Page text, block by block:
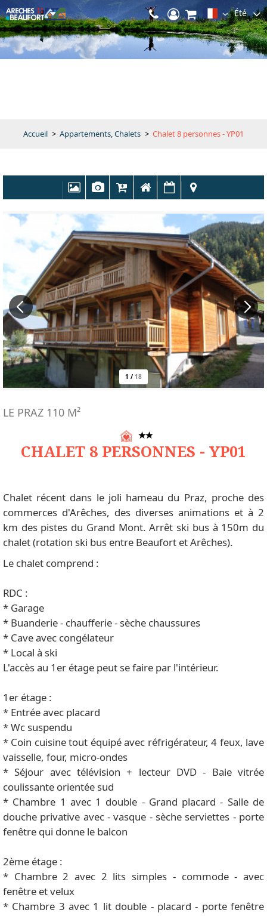
Été
Accueil > Appartements, Chalets > Chalet 8 personnes - YP01
1 / 18
CHALET 8 PERSONNES - YP01
LE PRAZ 110 M²
Chalet récent dans le joli hameau du Praz, proche des
commerces d'Arêches, des diverses animations et à 2
km des pistes du Grand Mont. Arrêt ski bus à 150m du
chalet (rotation ski bus entre Beaufort et Arêches).
Le chalet comprend :
RDC :
* Garage
* Buanderie - chaufferie - sèche chaussures
* Cave avec congélateur
* Local à ski
L'accès au 1er étage peut se faire par l'intérieur.
1er étage :
* Entrée avec placard
* Wc suspendu
* Coin cuisine tout équipé avec réfrigérateur, 4 feux, lave
vaisselle, four, micro-ondes
* Séjour avec télévision + lecteur DVD - Baie vitrée
coulissante orientée sud
* Chambre 1 avec 1 double - Grand placard - Salle de
douche privative avec - vasque - sèche serviettes - porte
fenêtre qui donne le balcon
2ème étage :
* Chambre 2 avec 2 lits simples - commode - avec
fenêtre et velux
* Chambre 3 avec 1 lit double - placard - porte fenêtre